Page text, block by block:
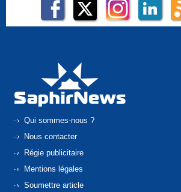
Qui sommes-nous ?
Nous contacter
Régie publicitaire
Mentions légales
Soumettre article